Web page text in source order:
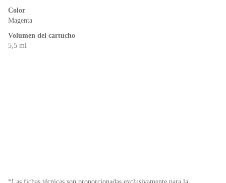
Color
Magenta
Volumen del cartucho
5,5 ml